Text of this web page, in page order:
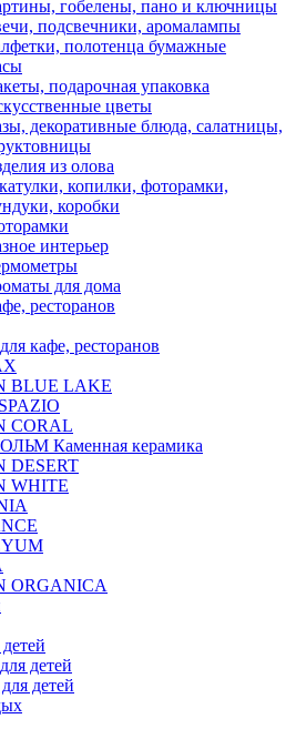
гобелены, пано и ключницы
подсвечники, аромалампы
полотенца бумажные
подарочная упаковка
цветы
декоративные блюда, салатницы,
из олова
копилки, фоторамки,
коробки
интерьер
для дома
ресторанов
кафе, ресторанов
BLUE LAKE
CORAL
Каменная керамика
DESERT
WHITE
ORGANICA
детей
детей